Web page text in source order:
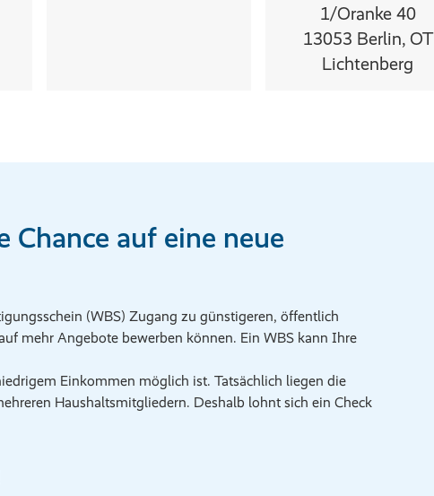
1/Oranke 40
13053 Berlin, OT
Lichtenberg
Chance auf eine neue
(WBS) Zugang zu günstigeren, öffentlich
mehr Angebote bewerben können. Ein WBS kann Ihre
Einkommen möglich ist. Tatsächlich liegen die
Haushaltsmitgliedern. Deshalb lohnt sich ein Check